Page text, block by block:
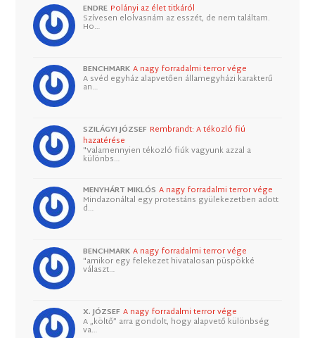
ENDRE Polányi az élet titkáról
Szívesen elolvasnám az esszét, de nem találtam.
Ho…
BENCHMARK A nagy forradalmi terror vége
A svéd egyház alapvetően államegyházi karakterű
an…
SZILÁGYI JÓZSEF Rembrandt: A tékozló fiú
hazatérése
"Valamennyien tékozló fiúk vagyunk azzal a
különbs…
MENYHÁRT MIKLÓS A nagy forradalmi terror vége
Mindazonáltal egy protestáns gyülekezetben adott
d…
BENCHMARK A nagy forradalmi terror vége
"amikor egy felekezet hivatalosan püspökké
választ…
X. JÓZSEF A nagy forradalmi terror vége
A „költő” arra gondolt, hogy alapvető különbség
va…